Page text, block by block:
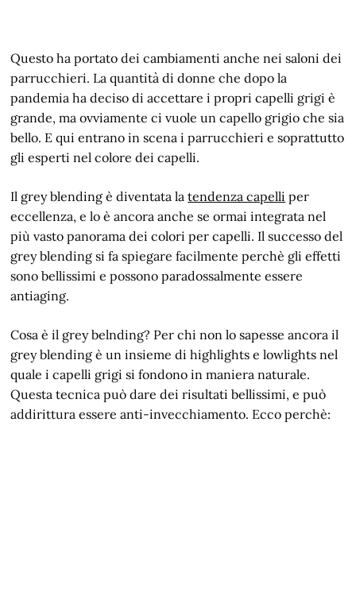
Questo ha portato dei cambiamenti anche nei saloni dei
parrucchieri. La quantità di donne che dopo la
pandemia ha deciso di accettare i propri capelli grigi è
grande, ma ovviamente ci vuole un capello grigio che sia
bello. E qui entrano in scena i parrucchieri e soprattutto
gli esperti nel colore dei capelli.
Il grey blending è diventata latendenza capelli per
eccellenza, e lo è ancora anche se ormai integrata nel
più vasto panorama dei colori per capelli. Il successo del
grey blending si fa spiegare facilmente perchè gli effetti
sono bellissimi e possono paradossalmente essere
antiaging.
Cosa è il grey belnding? Per chi non lo sapesse ancora il
grey blending è un insieme di highlights e lowlights nel
quale i capelli grigi si fondono in maniera naturale.
Questa tecnica può dare dei risultati bellissimi, e può
addirittura essere anti-invecchiamento. Ecco perchè: